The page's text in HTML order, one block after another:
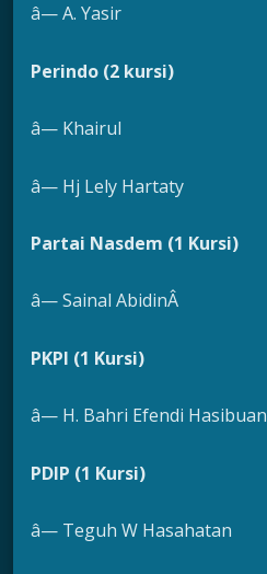
â— A. Yasir
Perindo (2 kursi)
â— Khairul
â— Hj Lely Hartaty
Partai Nasdem (1 Kursi)
â— Sainal AbidinÂ
PKPI (1 Kursi)
â— H. Bahri Efendi Hasibuan
PDIP (1 Kursi)
â— Teguh W Hasahatan